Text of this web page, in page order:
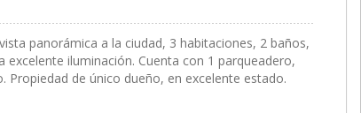
panorámica a la ciudad, 3 habitaciones, 2 baños,
iluminación. Cuenta con 1 parqueadero,
de único dueño, en excelente estado.